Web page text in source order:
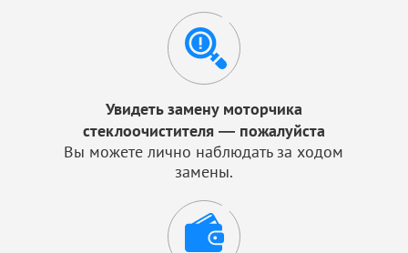
Увидеть замену моторчика
стеклоочистителя — пожалуйста
Вы можете лично наблюдать за ходом
замены.